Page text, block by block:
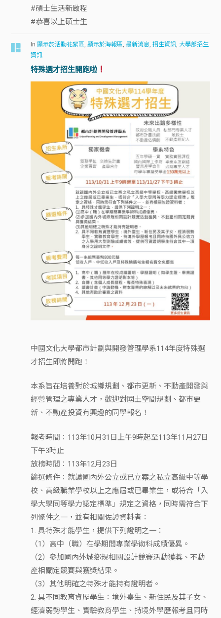
#碩士生活新啟程
#恭喜以上碩士生
In顯示於活動花絮區,顯示於海報區,最新消息,招生資訊, 大學部招生
資訊
特殊選才招生開跑啦
中國文化大學都市計劃與開發管理學系114年度特殊選
才招生即將開跑！
本系旨在培養對於城鄉規劃、都市更新、不動產開發與
經營管理之專業人才，歡迎對國土空間規劃、都市更
新、不動產投資有興趣的同學報名！
報考時間：113年10月31日上午9時起至113年11月27日
下午3時止
放榜時間：113年12月23日
篩選條件：就讀國內外公立或已立案之私立高級中等學
校、高級職業學校以上之應屆或已畢業生，或符合「入
學大學同等學力認定標準」規定之資格，同時需符合下
列條件之一，並有相關佐證資料者：
1. 具特殊才能學生，提供下列證明之一：
（1）高中（職）在學期間專業學術科成績優異。
（2）參加國內外城鄉規相關設計競賽活動獲獎、不動
產相關定競賽與獲獎結果。
（3）其他明確之特殊才能持有證明者。
2. 具不同教育資歷學生：境外臺生、新住民及其子女、
經濟弱勢學生、實驗教育學生、持境外學歷報考且同時